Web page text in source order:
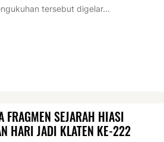
tersebut digelar...
FRAGMEN SEJARAH HIASI
HARI JADI KLATEN KE-222